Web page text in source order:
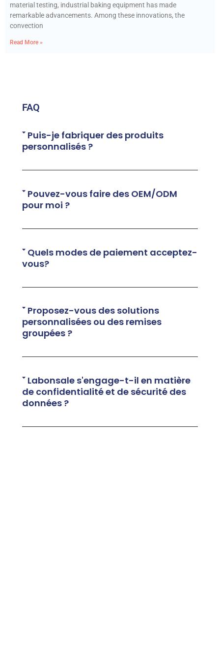
material testing, industrial baking equipment has made
remarkable advancements. Among these innovations, the
convection
Read More »
FAQ
Puis-je fabriquer des produits
personnalisés ?
Pouvez-vous faire des OEM/ODM
pour moi ?
Quels modes de paiement acceptez-
vous?
Proposez-vous des solutions
personnalisées ou des remises
groupées ?
Labonsale s'engage-t-il en matière
de confidentialité et de sécurité des
données ?